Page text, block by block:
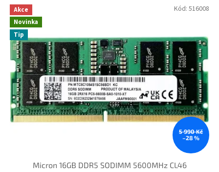
Akce
Novinka
Tip
5 990 Kč
–28 %
Micron 16GB DDR5 SODIMM 5600MHz CL46
Kód: 516008